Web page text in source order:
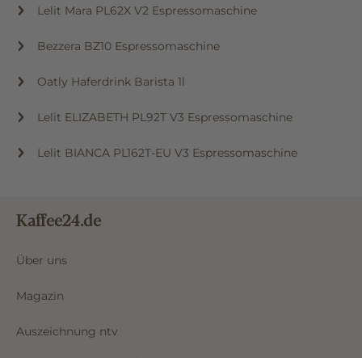
Lelit Mara PL62X V2 Espressomaschine
Bezzera BZ10 Espressomaschine
Oatly Haferdrink Barista 1l
Lelit ELIZABETH PL92T V3 Espressomaschine
Lelit BIANCA PL162T-EU V3 Espressomaschine
Kaffee24.de
Über uns
Magazin
Auszeichnung ntv